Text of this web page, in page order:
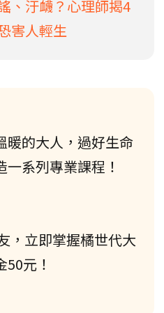
、汙衊？心理師揭4
害人輕生
暖的大人，過好生命
系列專業課程！
，立即掌握橘世代大
元！